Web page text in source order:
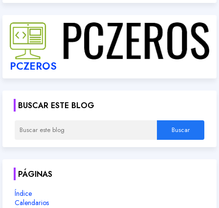
PCZEROS
BUSCAR ESTE BLOG
PÁGINAS
Índice
Calendarios